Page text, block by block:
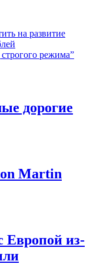
на развитие
режима”
дорогие
Martin
Европой из-